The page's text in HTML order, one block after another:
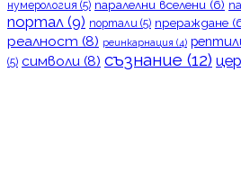
нумерология (5) паралелни вселени (6)
портал (9) портали (5) прераждане
реалност (8) реинкарнация (4)
(5) символи (8) съзнание (12)